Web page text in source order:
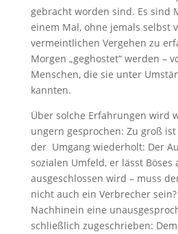
gebracht worden sind. Es sind
einem Mal, ohne jemals selbst
vermeintlichen Vergehen zu
Morgen „geghostet“ werden –
Menschen, die sie unter
kannten.
Über solche Erfahrungen wird
ungern gesprochen: Zu groß
der Umgang wiederholt: Der
sozialen Umfeld, er lässt Böses
ausgeschlossen wird – muss
nicht auch ein Verbrecher
Nachhinein eine
schließlich zugeschrieben: